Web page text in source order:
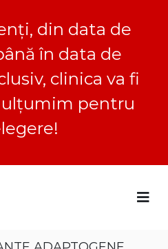
din data de
în data de
clinica va fi
pentru